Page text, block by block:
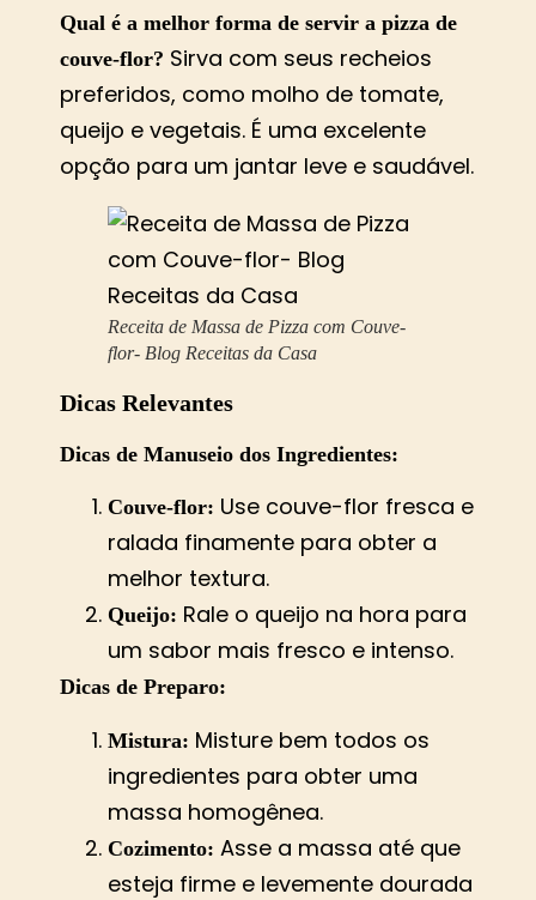
Qual é a melhor forma de servir a pizza de
couve-flor? Sirva com seus recheios
preferidos, como molho de tomate,
queijo e vegetais. É uma excelente
opção para um jantar leve e saudável​​.
Receita de Massa de Pizza com Couve-
flor- Blog Receitas da Casa
Dicas Relevantes
Dicas de Manuseio dos Ingredientes:
Couve-flor: Use couve-flor fresca e
ralada finamente para obter a
melhor textura.
Queijo: Rale o queijo na hora para
um sabor mais fresco e intenso.
Dicas de Preparo:
Mistura: Misture bem todos os
ingredientes para obter uma
massa homogênea.
Cozimento: Asse a massa até que
esteja firme e levemente dourada